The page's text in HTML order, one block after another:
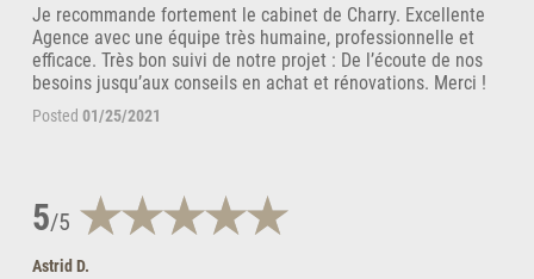
Je recommande fortement le cabinet de Charry. Excellente
Agence avec une équipe très humaine, professionnelle et
efficace. Très bon suivi de notre projet : De l’écoute de nos
besoins jusqu’aux conseils en achat et rénovations. Merci !
Posted 01/25/2021
5/5
Astrid D.